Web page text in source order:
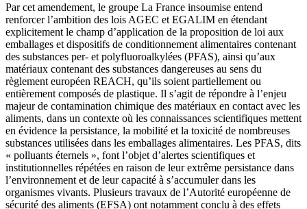
Par cet amendement, le groupe La France insoumise entend
renforcer l’ambition des lois AGEC et EGALIM en étendant
explicitement le champ d’application de la proposition de loi aux
emballages et dispositifs de conditionnement alimentaires contenant
des substances per- et polyfluoroalkylées (PFAS), ainsi qu’aux
matériaux contenant des substances dangereuses au sens du
règlement européen REACH, qu’ils soient partiellement ou
entièrement composés de plastique. Il s’agit de répondre à l’enjeu
majeur de contamination chimique des matériaux en contact avec les
aliments, dans un contexte où les connaissances scientifiques mettent
en évidence la persistance, la mobilité et la toxicité de nombreuses
substances utilisées dans les emballages alimentaires. Les PFAS, dits
« polluants éternels », font l’objet d’alertes scientifiques et
institutionnelles répétées en raison de leur extrême persistance dans
l’environnement et de leur capacité à s’accumuler dans les
organismes vivants. Plusieurs travaux de l’Autorité européenne de
sécurité des aliments (EFSA) ont notamment conclu à des effets